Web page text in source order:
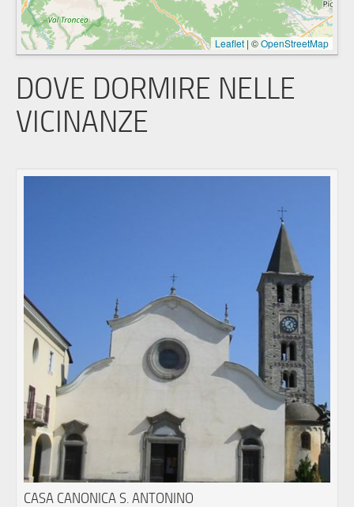
Leaflet | ©OpenStreetMap
DOVE DORMIRE NELLE
VICINANZE
CASA CANONICA S. ANTONINO